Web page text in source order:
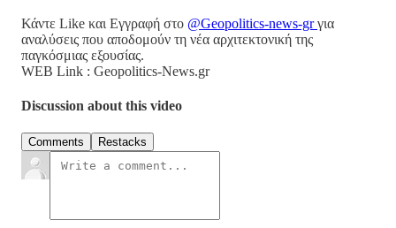
Κάντε Like και Εγγραφή στο @Geopolitics-news-grγια
αναλύσεις που αποδομούν τη νέα αρχιτεκτονική της
παγκόσμιας εξουσίας.
WEB Link : Geopolitics-News.gr
Discussion about this video
Comments Restacks